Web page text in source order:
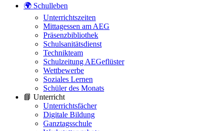
🌍 Schulleben
Unterrichtszeiten
Mittagessen am AEG
Präsenzbibliothek
Schulsanitätsdienst
Technikteam
Schulzeitung AEGeflüster
Wettbewerbe
Soziales Lernen
Schüler des Monats
📘 Unterricht
Unterrichtsfächer
Digitale Bildung
Ganztagsschule